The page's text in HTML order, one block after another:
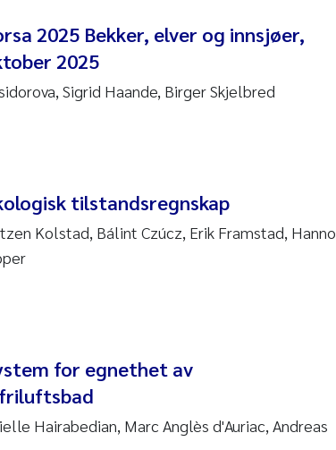
2025 Bekker, elver og innsjøer,
2025
Sigrid Haande, Birger Skjelbred
tilstandsregnskap
Kolstad, Bálint Czúcz, Erik Framstad, Hanno
for egnethet av
Hairabedian, Marc Anglès d'Auriac, Andreas